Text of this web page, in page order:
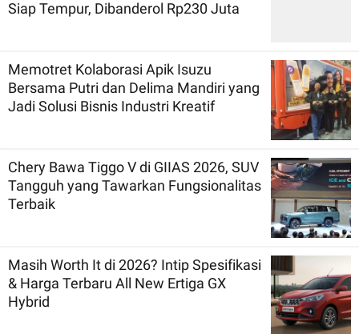
Siap Tempur, Dibanderol Rp230 Juta
Memotret Kolaborasi Apik Isuzu
Bersama Putri dan Delima Mandiri yang
Jadi Solusi Bisnis Industri Kreatif
Chery Bawa Tiggo V di GIIAS 2026, SUV
Tangguh yang Tawarkan Fungsionalitas
Terbaik
Masih Worth It di 2026? Intip Spesifikasi
& Harga Terbaru All New Ertiga GX
Hybrid